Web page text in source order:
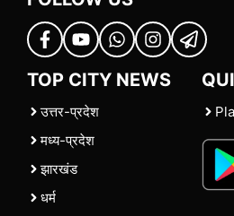
TOP CITY NEWS
उत्तर-प्रदेश
मध्य-प्रदेश
झारखंड
धर्म